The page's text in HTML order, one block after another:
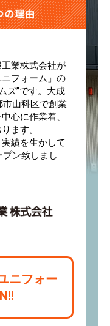
業株式会社が
フォーム」の
ズ”です。大成
山科区で創業
心に作業着、
ます。
績を生かして
ン致しまし
ニフォー